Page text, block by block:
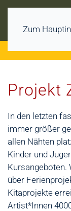
Zum
Projekt
In den letzten
immer größer
allen Nähten
Kinder und
Kursangeboten.
über
Kitaprojekte
Artist*Innen